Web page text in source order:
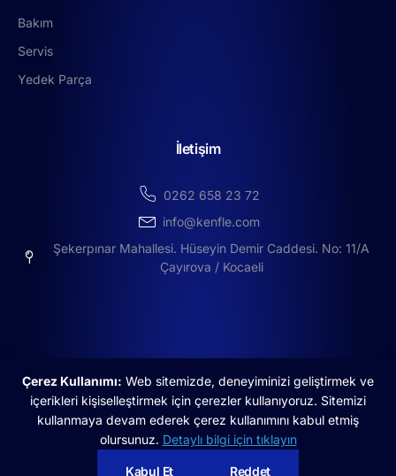
Bakım
Servis
Yedek Parça
İletişim
0262 658 23 72
info@kenfle.com
Şekerpınar Mahallesi. Hüseyin Demir Caddesi. No: 11/A
Çayırova / Kocaeli
©2025 Copyright by Kenfle | created by Boldorg
Aydınlatma Metni Çerez Politikası
Çerez Kullanımı: Web sitemizde, deneyiminizi geliştirmek ve
içerikleri kişiselleştirmek için çerezler kullanıyoruz. Sitemizi
kullanmaya devam ederek çerez kullanımını kabul etmiş
olursunuz. Detaylı bilgi için tıklayın
Kabul Et Reddet